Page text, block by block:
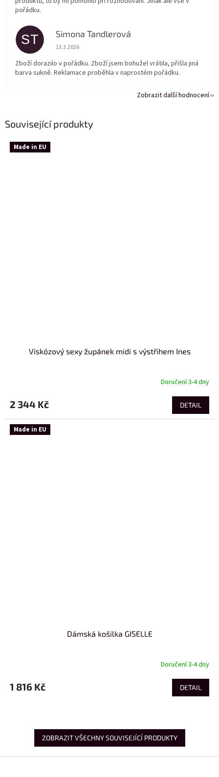
Související produkty
Made in EU
Viskózový sexy župánek midi s výstřihem Ines
Doručení 3-4 dny
2 344 Kč DETAIL
Made in EU
Dámská košilka GISELLE
Doručení 3-4 dny
1 816 Kč DETAIL
ZOBRAZIT VŠECHNY SOUVISEJÍCÍ PRODUKTY
pořádku.
ST Simona Tandlerová
Hodnocení obchodu je 5 z 5 hvězdiček.
13.3.2026
Zboží dorazilo v pořádku. Zboží jsem bohužel vrátila, přišla jiná
barva sukně. Reklamace proběhla v naprostém pořádku.
Zobrazit další hodnocení